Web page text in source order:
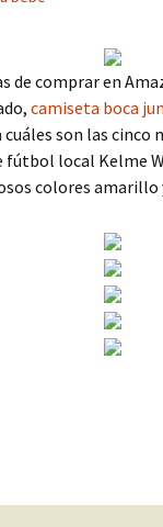
de comprar en
camiseta boca
son las
fútbol local Kelme
colores amarillo